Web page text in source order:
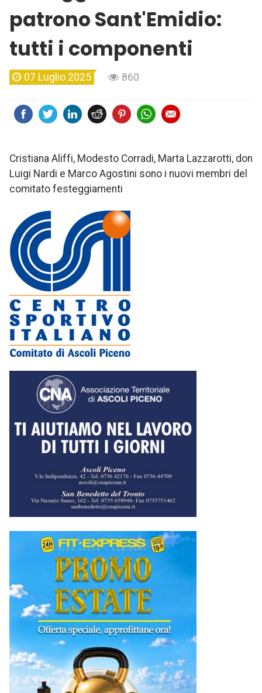
patrono Sant'Emidio:
tutti i componenti
07 Luglio 2025 860
Cristiana Aliffi, Modesto Corradi, Marta Lazzarotti, don
Luigi Nardi e Marco Agostini sono i nuovi membri del
comitato festeggiamenti